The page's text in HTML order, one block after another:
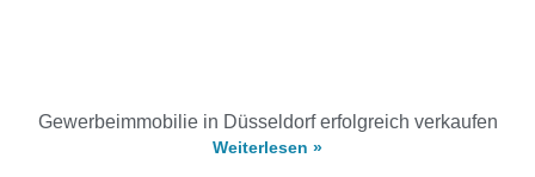
Gewerbeimmobilie in Düsseldorf erfolgreich verkaufen
Weiterlesen »